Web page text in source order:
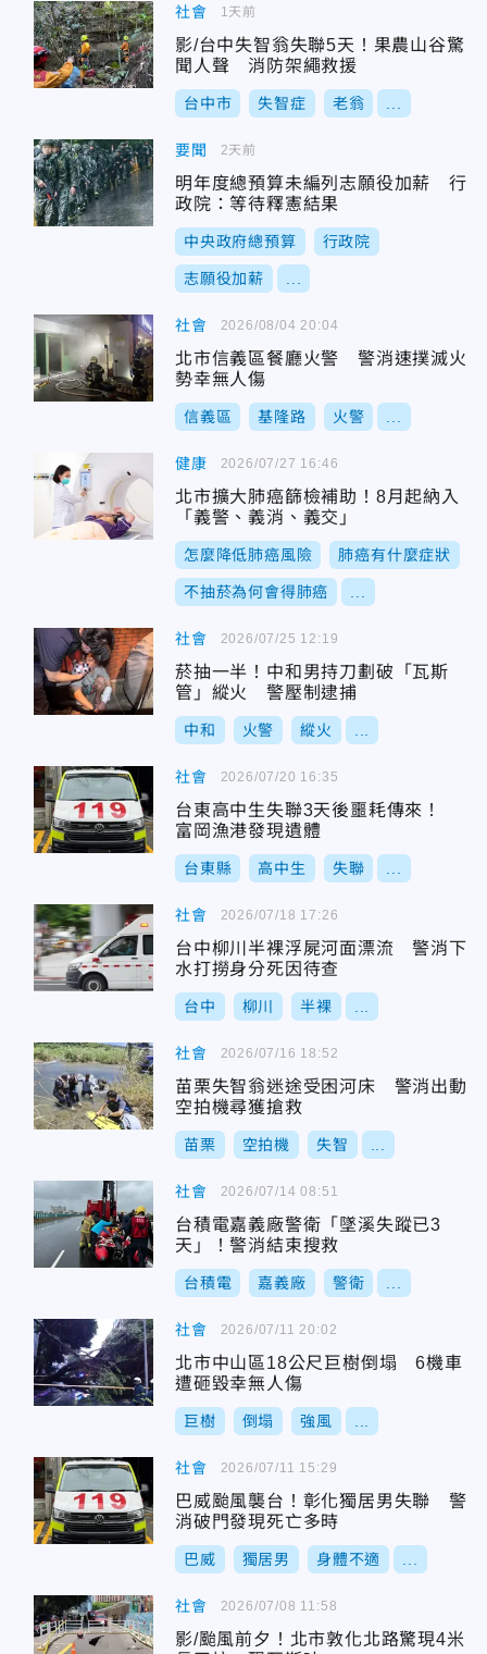
社會
影/台中失智翁失聯5天！果農山谷驚
聞人聲 消防架繩救援
台中市 失智症 老翁
1天前
要聞
明年度總預算未編列志願役加薪 行
政院：等待釋憲結果
中央政府總預算 行政院
志願役加薪
2天前
社會
北市信義區餐廳火警 警消速撲滅火
勢幸無人傷
信義區 基隆路 火警
2026/08/04 20:04
健康
北市擴大肺癌篩檢補助！8月起納入
「義警、義消、義交」
怎麼降低肺癌風險 肺癌有什麼症狀
不抽菸為何會得肺癌
2026/07/27 16:46
社會
菸抽一半！中和男持刀劃破「瓦斯
管」縱火 警壓制逮捕
中和 火警 縱火
2026/07/25 12:19
社會
台東高中生失聯3天後噩耗傳來！
富岡漁港發現遺體
台東縣 高中生 失聯
2026/07/20 16:35
社會
台中柳川半裸浮屍河面漂流 警消下
水打撈身分死因待查
台中 柳川 半裸
2026/07/18 17:26
社會
苗栗失智翁迷途受困河床 警消出動
空拍機尋獲搶救
苗栗 空拍機 失智
2026/07/16 18:52
社會
台積電嘉義廠警衛「墜溪失蹤已3
天」！警消結束搜救
台積電 嘉義廠 警衛
2026/07/14 08:51
社會
北市中山區18公尺巨樹倒塌 6機車
遭砸毀幸無人傷
巨樹 倒塌 強風
2026/07/11 20:02
社會
巴威颱風襲台！彰化獨居男失聯 警
消破門發現死亡多時
巴威 獨居男 身體不適
2026/07/11 15:29
社會
影/颱風前夕！北市敦化北路驚現4米
2026/07/08 11:58